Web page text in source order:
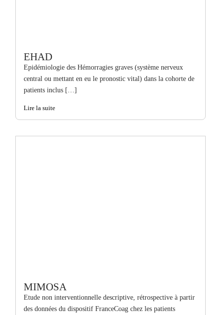
EHAD
Epidémiologie des Hémorragies graves (système nerveux
central ou mettant en eu le pronostic vital) dans la cohorte de
patients inclus […]
Lire la suite
MIMOSA
Etude non interventionnelle descriptive, rétrospective à partir
des données du dispositif FranceCoag chez les patients